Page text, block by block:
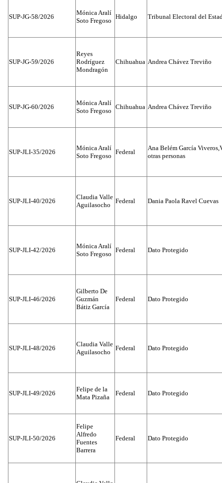
SUP-JG-58/2026
Mónica Aralí
Soto Fregoso
Hidalgo Tribunal Electoral del
SUP-JG-59/2026
Reyes
Rodríguez
Mondragón
Chihuahua Andrea Chávez Treviño
SUP-JG-60/2026
Mónica Aralí
Soto Fregoso
Chihuahua Andrea Chávez Treviño
SUP-JLI-35/2026
Mónica Aralí
Soto Fregoso
Federal
Ana Belém García
otras personas
SUP-JLI-40/2026
Claudia Valle
Aguilasocho
Federal Dania Paola Ravel Cuevas
SUP-JLI-42/2026
Mónica Aralí
Soto Fregoso
Federal Dato Protegido
SUP-JLI-46/2026
Gilberto De
Guzmán
Bátiz García
Federal Dato Protegido
SUP-JLI-48/2026
Claudia Valle
Aguilasocho
Federal Dato Protegido
SUP-JLI-49/2026
Felipe de la
Mata Pizaña
Federal Dato Protegido
SUP-JLI-50/2026
Felipe
Alfredo
Fuentes
Barrera
Federal Dato Protegido